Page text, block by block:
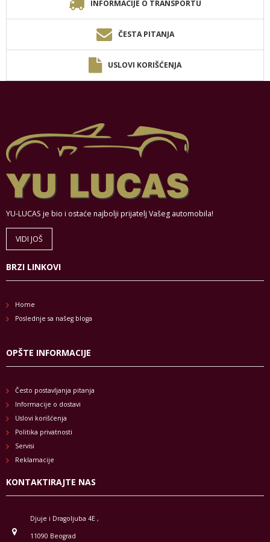
INFORMACIJE O TRANSPORTU
ČESTA PITANJA
USLOVI KORIŠĆENJA
YU-LUCAS je bio i ostaće najbolji prijatelj Vašeg automobila!
VIDI JOŠ
BRZI LINKOVI
Home
Poslednje sa našeg bloga
OPŠTE INFORMACIJE
Često postavljanja pitanja
Informacije o dostavi
Uslovi korišćenja
Politika privatnosti
Servisi
Reklamacije
KONTAKTIRAJTE NAS
Djuje i Dragoljuba 4E ,
11090 Beograd